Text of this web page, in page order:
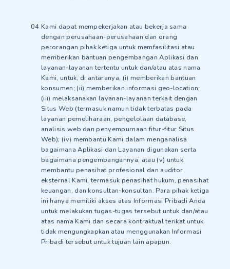
Kami dapat mempekerjakan atau bekerja sama
dengan perusahaan-perusahaan dan orang
perorangan pihak ketiga untuk memfasilitasi atau
memberikan bantuan pengembangan Aplikasi dan
layanan-layanan tertentu untuk dan/atau atas nama
Kami, untuk, di antaranya, (i) memberikan bantuan
konsumen; (ii) memberikan informasi geo-location;
(iii) melaksanakan layanan-layanan terkait dengan
Situs Web (termasuk namun tidak terbatas pada
layanan pemeliharaan, pengelolaan database,
analisis web dan penyempurnaan fitur-fitur Situs
Web); (iv) membantu Kami dalam menganalisa
bagaimana Aplikasi dan Layanan digunakan serta
bagaimana pengembangannya; atau (v) untuk
membantu penasihat profesional dan auditor
eksternal Kami, termasuk penasihat hukum, penasihat
keuangan, dan konsultan-konsultan. Para pihak ketiga
ini hanya memiliki akses atas Informasi Pribadi Anda
untuk melakukan tugas-tugas tersebut untuk dan/atau
atas nama Kami dan secara kontraktual terikat untuk
tidak mengungkapkan atau menggunakan Informasi
Pribadi tersebut untuk tujuan lain apapun.